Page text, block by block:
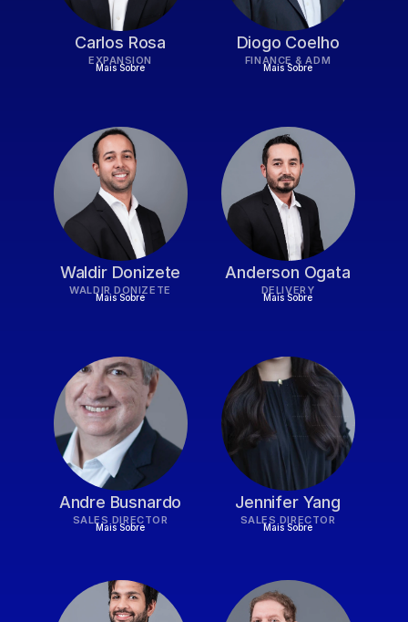
Carlos Rosa
EXPANSION
Mais Sobre
Diogo Coelho
FINANCE & ADM
Mais Sobre
Waldir Donizete
WALDIR DONIZETE
Mais Sobre
Anderson Ogata
DELIVERY
Mais Sobre
Andre Busnardo
SALES DIRECTOR
Mais Sobre
Jennifer Yang
SALES DIRECTOR
Mais Sobre